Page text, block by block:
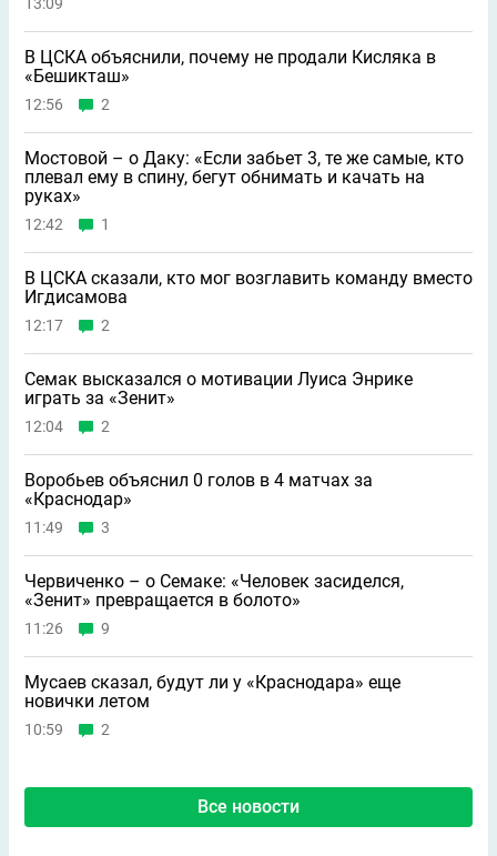
В ЦСКА объяснили, почему не продали Кисляка в
«Бешикташ»
12:56 2
Мостовой – о Даку: «Если забьет 3, те же самые, кто
плевал ему в спину, бегут обнимать и качать на
руках»
12:42 1
В ЦСКА сказали, кто мог возглавить команду вместо
Игдисамова
12:17 2
Семак высказался о мотивации Луиса Энрике
играть за «Зенит»
12:04 2
Воробьев объяснил 0 голов в 4 матчах за
«Краснодар»
11:49 3
Червиченко – о Семаке: «Человек засиделся,
«Зенит» превращается в болото»
11:26 9
Мусаев сказал, будут ли у «Краснодара» еще
новички летом
10:59 2
Все новости